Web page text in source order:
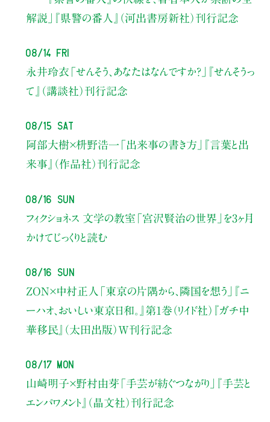
解説」
『県警の番人』（河出書房新社）刊行記念
08/14 Fri
永井玲衣 「せんそう、あなたはなんですか？」
『せんそうっ
て』（講談社）刊行記念
08/15 Sat
阿部大樹×枡野浩一 「出来事の書き方」
『言葉と出
来事』（作品社）刊行記念
08/16 Sun
フィクショネス 文学の教室 「宮沢賢治の世界」を3ヶ月
かけてじっくりと読む
08/16 Sun
ZON×中村正人 「東京の片隅から、隣国を想う」
『ニ
ーハオ、おいしい東京日和。』第1巻（リイド社） 『ガチ中
華移民』（太田出版）W刊行記念
08/17 Mon
山崎明子×野村由芽 「手芸が紡ぐつながり」
『手芸と
エンパワメント』（晶文社）刊行記念